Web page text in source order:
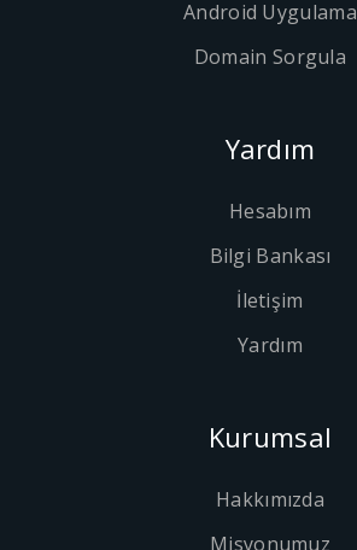
Android Uygulama
Domain Sorgula
Yardım
Hesabım
Bilgi Bankası
İletişim
Yardım
Kurumsal
Hakkımızda
Misyonumuz